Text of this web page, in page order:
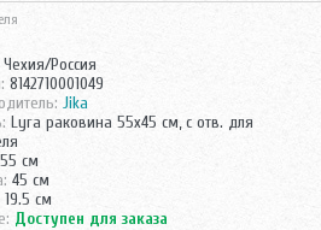
Чехия/Россия
8142710001049
Jika
Lyra раковина 55х45 см, с отв. для
55 см
45 см
19.5 см
Доступен для заказа